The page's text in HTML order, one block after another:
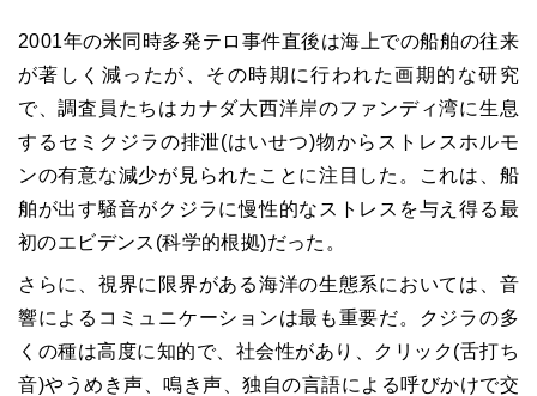
2001年の米同時多発テロ事件直後は海上での船舶の往来
が著しく減ったが、その時期に行われた画期的な研究
で、調査員たちはカナダ大西洋岸のファンディ湾に生息
するセミクジラの排泄(はいせつ)物からストレスホルモ
ンの有意な減少が見られたことに注目した。これは、船
舶が出す騒音がクジラに慢性的なストレスを与え得る最
初のエビデンス(科学的根拠)だった。
さらに、視界に限界がある海洋の生態系においては、音
響によるコミュニケーションは最も重要だ。クジラの多
くの種は高度に知的で、社会性があり、クリック(舌打ち
音)やうめき声、鳴き声、独自の言語による呼びかけで交